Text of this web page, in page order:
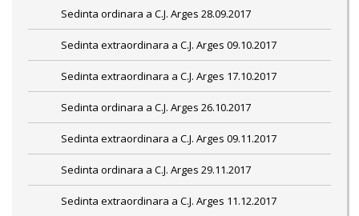
Sedinta ordinara a C.J. Arges 28.09.2017
Sedinta extraordinara a C.J. Arges 09.10.2017
Sedinta extraordinara a C.J. Arges 17.10.2017
Sedinta ordinara a C.J. Arges 26.10.2017
Sedinta extraordinara a C.J. Arges 09.11.2017
Sedinta ordinara a C.J. Arges 29.11.2017
Sedinta extraordinara a C.J. Arges 11.12.2017